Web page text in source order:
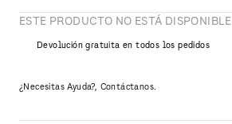
ESTE PRODUCTO NO ESTÁ DISPONIBLE
Devolución gratuita en todos los pedidos
¿Necesitas Ayuda?, Contáctanos.